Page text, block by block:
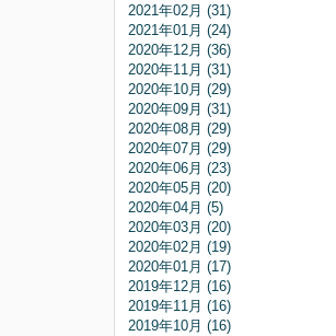
2021年02月 (31)
2021年01月 (24)
2020年12月 (36)
2020年11月 (31)
2020年10月 (29)
2020年09月 (31)
2020年08月 (29)
2020年07月 (29)
2020年06月 (23)
2020年05月 (20)
2020年04月 (5)
2020年03月 (20)
2020年02月 (19)
2020年01月 (17)
2019年12月 (16)
2019年11月 (16)
2019年10月 (16)